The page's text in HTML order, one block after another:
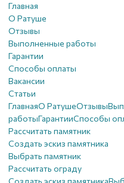
Главная
О Ратуше
Отзывы
Выполненные работы
Гарантии
Способы оплаты
Вакансии
Статьи
ГлавнаяО РатушеОтзывы
работыГарантииСпособы
Рассчитать памятник
Создать эскиз памятника
Выбрать памятник
Рассчитать ограду
Создать эскиз памятника